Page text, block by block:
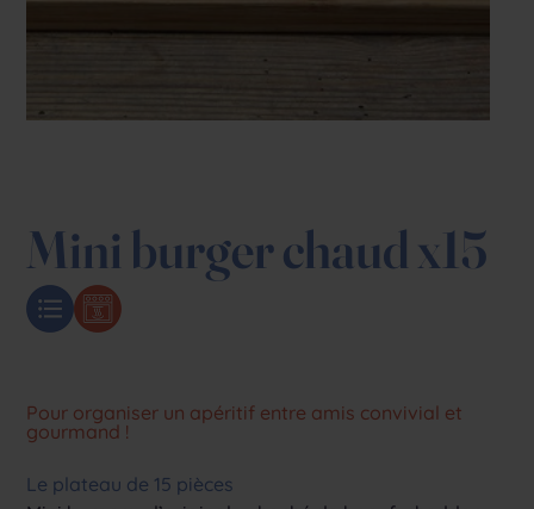
Mini burger chaud x15
Pour organiser un apéritif entre amis convivial et
gourmand !
Le plateau de 15 pièces